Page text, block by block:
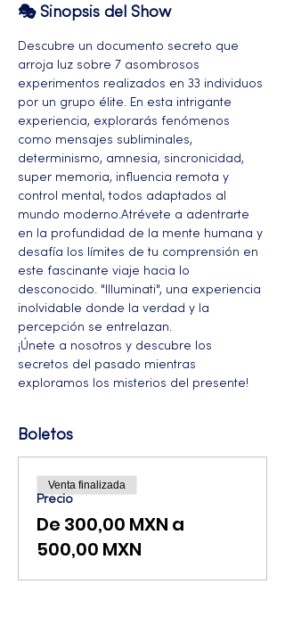
🎭 Sinopsis del Show
Descubre un documento secreto que
arroja luz sobre 7 asombrosos
experimentos realizados en 33 individuos
por un grupo élite. En esta intrigante
experiencia, explorarás fenómenos
como mensajes subliminales,
determinismo, amnesia, sincronicidad,
super memoria, influencia remota y
control mental, todos adaptados al
mundo moderno.Atrévete a adentrarte
en la profundidad de la mente humana y
desafía los límites de tu comprensión en
este fascinante viaje hacia lo
desconocido. "Illuminati", una experiencia
inolvidable donde la verdad y la
percepción se entrelazan.
¡Únete a nosotros y descubre los
secretos del pasado mientras
exploramos los misterios del presente!
Boletos
Precio
De 300,00 MXN a
500,00 MXN
Venta finalizada